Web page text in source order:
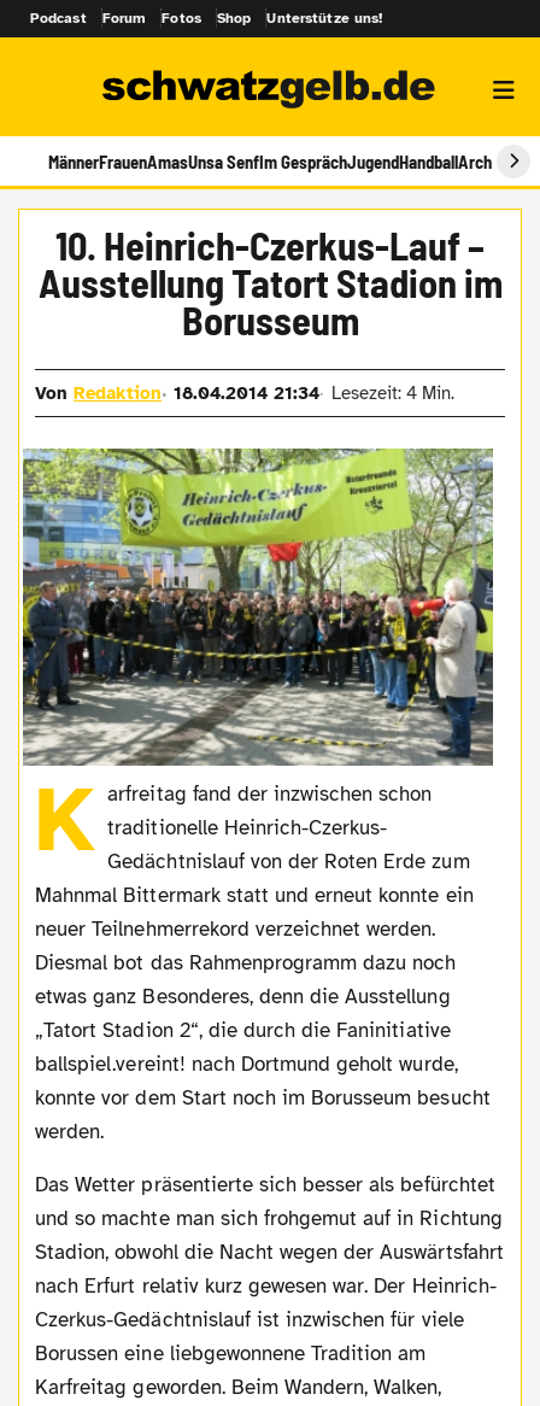
Podcast Forum Fotos Shop Unterstütze uns!
MännerFrauenAmasUnsa SenfIm GesprächJugendHandballArchiv
10. Heinrich-Czerkus-Lauf –
Ausstellung Tatort Stadion im
Borusseum
VonRedaktion 18.04.2014 21:34 Lesezeit: 4 Min.
K arfreitag fand der inzwischen schon
traditionelle Heinrich-Czerkus-
Gedächtnislauf von der Roten Erde zum
Mahnmal Bittermark statt und erneut konnte ein
neuer Teilnehmerrekord verzeichnet werden.
Diesmal bot das Rahmenprogramm dazu noch
etwas ganz Besonderes, denn die Ausstellung
„Tatort Stadion 2“, die durch die Faninitiative
ballspiel.vereint! nach Dortmund geholt wurde,
konnte vor dem Start noch im Borusseum besucht
werden.
Das Wetter präsentierte sich besser als befürchtet
und so machte man sich frohgemut auf in Richtung
Stadion, obwohl die Nacht wegen der Auswärtsfahrt
nach Erfurt relativ kurz gewesen war. Der Heinrich-
Czerkus-Gedächtnislauf ist inzwischen für viele
Borussen eine liebgewonnene Tradition am
Karfreitag geworden. Beim Wandern, Walken,